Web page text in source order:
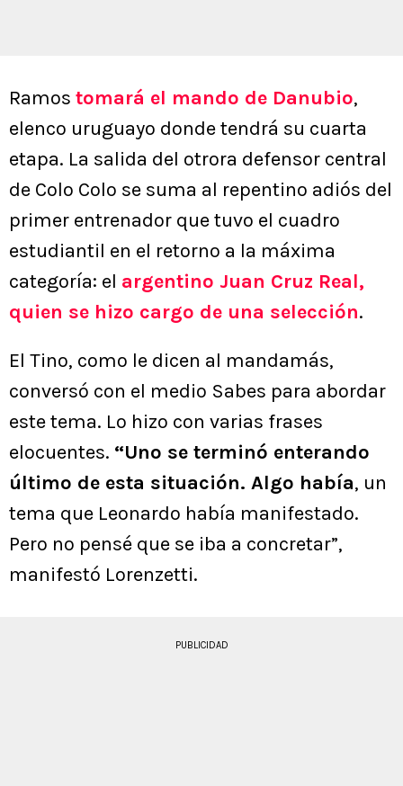
Ramos tomará el mando de Danubio,
elenco uruguayo donde tendrá su cuarta
etapa. La salida del otrora defensor central
de Colo Colo se suma al repentino adiós del
primer entrenador que tuvo el cuadro
estudiantil en el retorno a la máxima
categoría: el argentino Juan Cruz Real,
quien se hizo cargo de una selección.
El Tino, como le dicen al mandamás,
conversó con el medio Sabes para abordar
este tema. Lo hizo con varias frases
elocuentes. “Uno se terminó enterando
último de esta situación. Algo había, un
tema que Leonardo había manifestado.
Pero no pensé que se iba a concretar”,
manifestó Lorenzetti.
PUBLICIDAD